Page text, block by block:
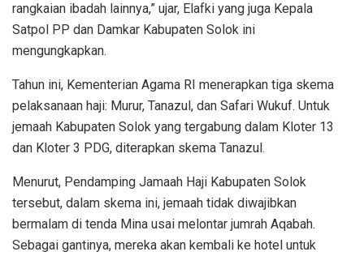
rangkaian ibadah lainnya,” ujar, Elafki yang juga Kepala
Satpol PP dan Damkar Kabupaten Solok ini
mengungkapkan.
Tahun ini, Kementerian Agama RI menerapkan tiga skema
pelaksanaan haji: Murur, Tanazul, dan Safari Wukuf. Untuk
jemaah Kabupaten Solok yang tergabung dalam Kloter 13
dan Kloter 3 PDG, diterapkan skema Tanazul.
Menurut, Pendamping Jamaah Haji Kabupaten Solok
tersebut, dalam skema ini, jemaah tidak diwajibkan
bermalam di tenda Mina usai melontar jumrah Aqabah.
Sebagai gantinya, mereka akan kembali ke hotel untuk